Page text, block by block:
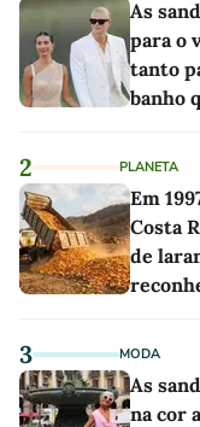
As
para o
tanto
banho
2 PLANETA
Em
Costa
de
3 MODA
As
na cor